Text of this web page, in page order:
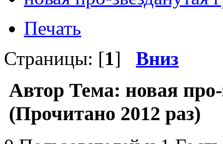
Печать
Страницы: [1] Вниз
Автор Тема: новая про-
(Прочитано 2012 раз)